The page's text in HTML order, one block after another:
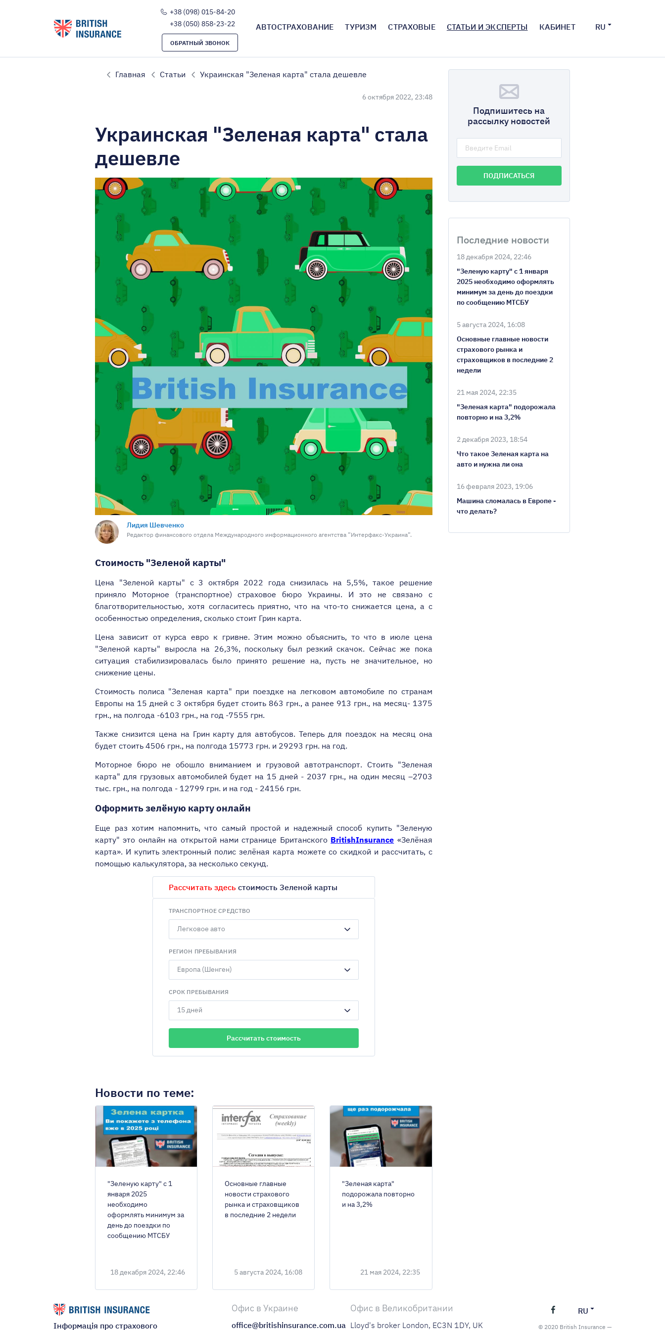
АВТОСТРАХОВАНИЕ ТУРИЗМ СТРАХОВЫЕ СТАТЬИ И ЭКСПЕРТЫ КАБИНЕТ RU
+38 (098) 015-84-20
+38 (050) 858-23-22
ОБРАТНЫЙ ЗВОНОК
Главная Статьи Украинская "Зеленая карта" стала дешевле
6 октября 2022, 23:48
Украинская "Зеленая карта" стала
дешевле
Лидия Шевченко
Редактор финансового отдела Международного информационного агентства ”Интерфакс-Украина”.
Стоимость "Зеленой карты"
Цена "Зеленой карты" с 3 октября 2022 года снизилась на 5,5%, такое решение
приняло Моторное (транспортное) страховое бюро Украины. И это не связано с
благотворительностью, хотя согласитесь приятно, что на что-то снижается цена, а с
особенностью определения, сколько стоит Грин карта.
Цена зависит от курса евро к гривне. Этим можно объяснить, то что в июле цена
"Зеленой карты" выросла на 26,3%, поскольку был резкий скачок. Сейчас же пока
ситуация стабилизировалась было принято решение на, пусть не значительное, но
снижение цены.
Стоимость полиса "Зеленая карта" при поездке на легковом автомобиле по странам
Европы на 15 дней с 3 октября будет стоить 863 грн., а ранее 913 грн., на месяц- 1375
грн., на полгода -6103 грн., на год -7555 грн.
Также снизится цена на Грин карту для автобусов. Теперь для поездок на месяц она
будет стоить 4506 грн., на полгода 15773 грн. и 29293 грн. на год.
Моторное бюро не обошло вниманием и грузовой автотранспорт. Стоить "Зеленая
карта" для грузовых автомобилей будет на 15 дней - 2037 грн., на один месяц –2703
тыс. грн., на полгода - 12799 грн. и на год - 24156 грн.
Оформить зелёную карту онлайн
Еще раз хотим напомнить, что самый простой и надежный способ купить "Зеленую
карту" это онлайн на открытой нами странице Британского BritishInsurance «Зелёная
карта». И купить электронный полис зелёная карта можете со скидкой и рассчитать, с
помощью калькулятора, за несколько секунд.
Рассчитать здесь стоимость Зеленой карты
ТРАНСПОРТНОЕ СРЕДСТВО
РЕГИОН ПРЕБЫВАНИЯ
СРОК ПРЕБЫВАНИЯ
Новости по теме:
"Зеленую карту" с 1
января 2025
необходимо
оформлять минимум за
день до поездки по
сообщению МТСБУ
18 декабря 2024, 22:46
Основные главные
новости страхового
рынка и страховщиков
в последние 2 недели
5 августа 2024, 16:08
"Зеленая карта"
подорожала повторно
и на 3,2%
21 мая 2024, 22:35
Подпишитесь на
рассылку новостей
Последние новости
18 декабря 2024, 22:46
"Зеленую карту" с 1 января
2025 необходимо оформлять
минимум за день до поездки
по сообщению МТСБУ
5 августа 2024, 16:08
Основные главные новости
страхового рынка и
страховщиков в последние 2
недели
21 мая 2024, 22:35
"Зеленая карта" подорожала
повторно и на 3,2%
2 декабря 2023, 18:54
Что такое Зеленая карта на
авто и нужна ли она
16 февраля 2023, 19:06
Машина сломалась в Европе -
что делать?
Інформація про страхового
Офис в Украине
office@britishinsurance.com.ua
Офис в Великобритании
Lloyd's broker London, EC3N 1DY, UK
RU
© 2020 British Insurance —